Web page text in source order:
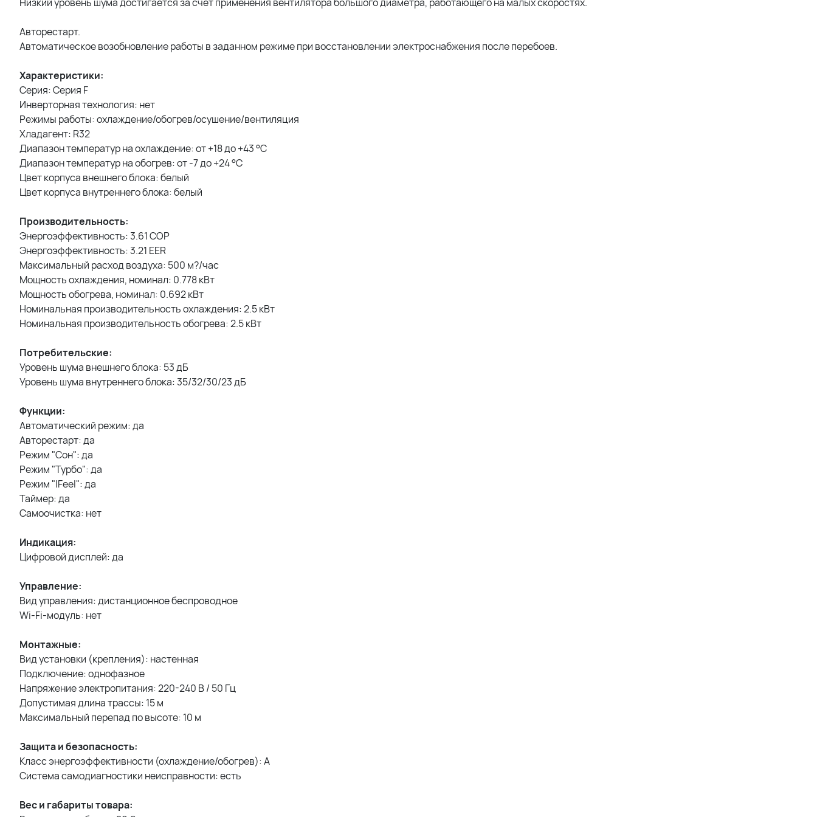
Авторестарт.
Автоматическое возобновление работы в заданном режиме при восстановлении электроснабжения после перебоев.
Характеристики:
Серия: Серия F
Инверторная технология: нет
Режимы работы: охлаждение/обогрев/осушение/вентиляция
Хладагент: R32
Диапазон температур на охлаждение: от +18 до +43 °C
Диапазон температур на обогрев: от -7 до +24 °C
Цвет корпуса внешнего блока: белый
Цвет корпуса внутреннего блока: белый
Производительность:
Энергоэффективность: 3.61 COP
Энергоэффективность: 3.21 EER
Максимальный расход воздуха: 500 м?/час
Мощность охлаждения, номинал: 0.778 кВт
Мощность обогрева, номинал: 0.692 кВт
Номинальная производительность охлаждения: 2.5 кВт
Номинальная производительность обогрева: 2.5 кВт
Потребительские:
Уровень шума внешнего блока: 53 дБ
Уровень шума внутреннего блока: 35/32/30/23 дБ
Функции:
Автоматический режим: да
Авторестарт: да
Режим "Сон": да
Режим "Турбо": да
Режим "IFeel": да
Таймер: да
Самоочистка: нет
Индикация:
Цифровой дисплей: да
Управление:
Вид управления: дистанционное беспроводное
Wi-Fi-модуль: нет
Монтажные:
Вид установки (крепления): настенная
Подключение: однофазное
Напряжение электропитания: 220-240 В / 50 Гц
Допустимая длина трассы: 15 м
Максимальный перепад по высоте: 10 м
Защита и безопасность:
Класс энергоэффективности (охлаждение/обогрев): A
Система самодиагностики неисправности: есть
Вес и габариты товара: